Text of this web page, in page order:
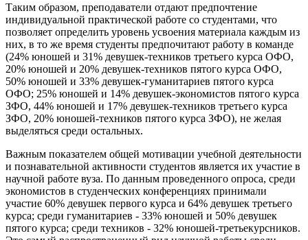
Таким образом, преподаватели отдают предпочтение
индивидуальной практической работе со студентами, что
позволяет определить уровень усвоения материала каждым из
них, в то же время студенты предпочитают работу в команде
(24% юношей и 31% девушек-техников третьего курса ОФО,
20% юношей и 20% девушек-техников пятого курса ОФО,
50% юношей и 33% девушек-гуманитариев пятого курса
ОФО; 25% юношей и 14% девушек-экономистов пятого курса
ЗФО, 44% юношей и 17% девушек-техников третьего курса
ЗФО, 20% юношей-техников пятого курса ЗФО), не желая
выделяться среди остальных.
Важным показателем общей мотивации учебной деятельности
и познавательной активности студентов является их участие в
научной работе вуза. По данным проведенного опроса, среди
экономистов в студенческих конференциях принимали
участие 60% девушек первого курса и 64% девушек третьего
курса; среди гуманитариев - 33% юношей и 50% девушек
пятого курса; среди техников - 32% юношей-третьекурсников.